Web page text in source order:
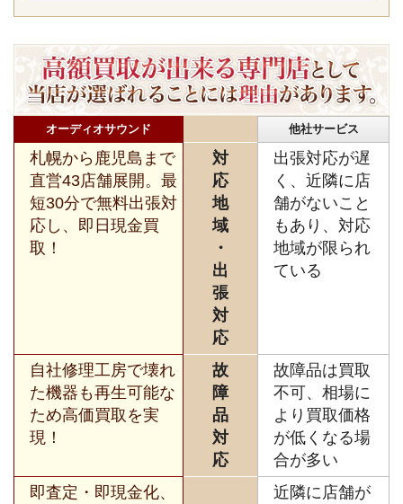
オーディオサウンド 他社サービス
札幌から鹿児島まで
直営43店舗展開。最
短30分で無料出張対
応し、即日現金買
取！
対
応
地
域
・
出
張
対
応
出張対応が遅
く、近隣に店
舗がないこと
もあり、対応
地域が限られ
ている
自社修理工房で壊れ
た機器も再生可能な
ため高価買取を実
現！
故
障
品
対
応
故障品は買取
不可、相場に
より買取価格
が低くなる場
合が多い
即査定・即現金化、
近隣に店舗が